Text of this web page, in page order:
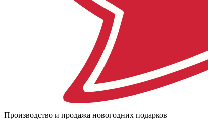
Производство и продажа новогодних подарков